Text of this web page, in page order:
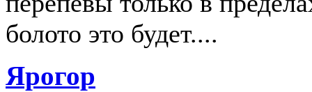
болото это будет....
Ярогор